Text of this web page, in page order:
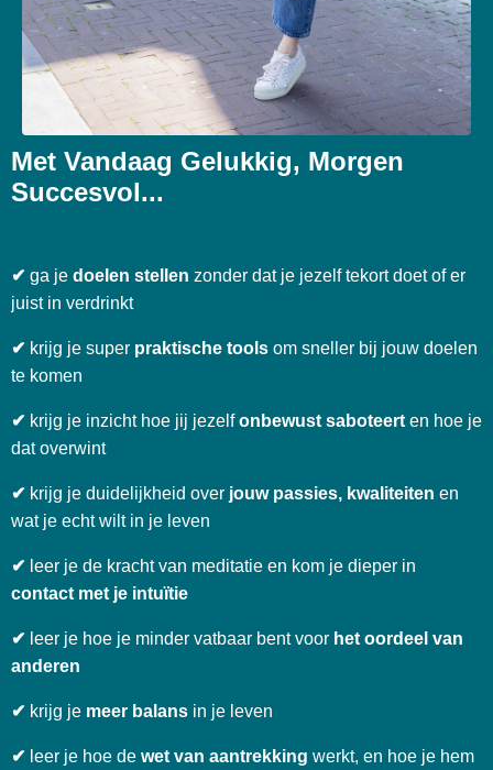
Met Vandaag Gelukkig, Morgen
Succesvol...
✔ ga je doelen stellen zonder dat je jezelf tekort doet of er
juist in verdrinkt
✔ krijg je super praktische tools om sneller bij jouw doelen
te komen
✔ krijg je inzicht hoe jij jezelfonbewust saboteert en hoe je
dat overwint
✔ krijg je duidelijkheid over jouw passies, kwaliteiten en
wat je echt wilt in je leven
✔ leer je de kracht van meditatie en kom je dieper in
contact met je intuïtie
✔ leer je hoe je minder vatbaar bent voor het oordeel van
anderen
✔ krijg je meer balans in je leven
✔ leer je hoe de wet van aantrekking werkt, en hoe je hem